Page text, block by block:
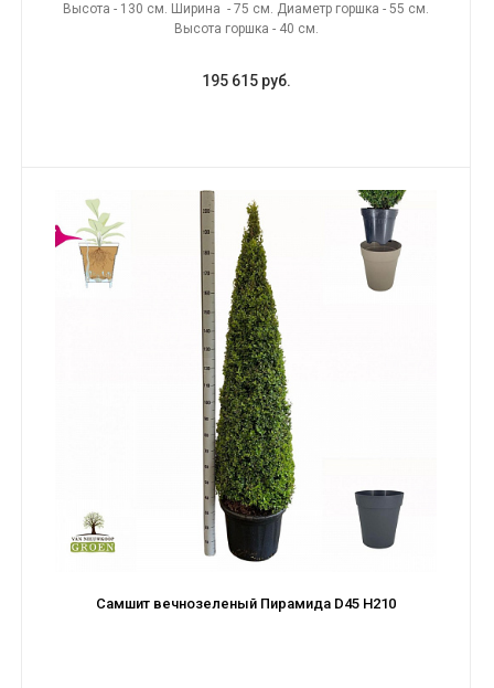
Высота - 130 см. Ширина - 75 см. Диаметр горшка - 55 см.
Высота горшка - 40 см.
195 615 руб.
Самшит вечнозеленый Пирамида D45 H210